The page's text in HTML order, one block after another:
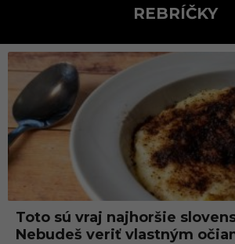
REBRÍČKY
r
e
b
r
í
k
y
Toto sú vraj najhoršie
Nebudeš veriť vlastným